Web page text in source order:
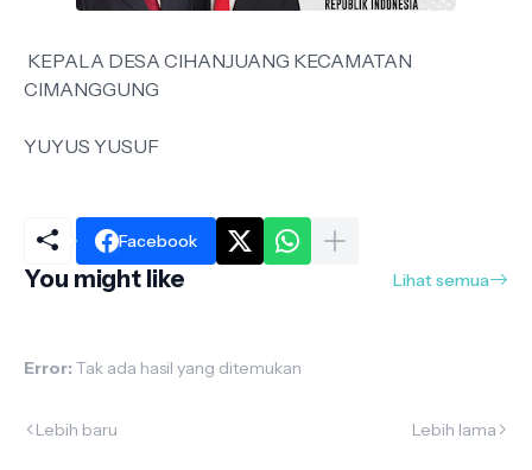
KEPALA DESA CIHANJUANG KECAMATAN
CIMANGGUNG
YUYUS YUSUF
Facebook
You might like Lihat semua
Error: Tak ada hasil yang ditemukan
Lebih baru Lebih lama